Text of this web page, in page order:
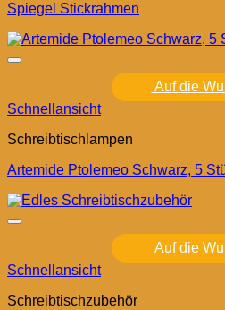
Spiegel Stickrahmen
Auf die
Schnellansicht
Schreibtischlampen
Artemide Ptolemeo Schwarz, 5
Auf die
Schnellansicht
Schreibtischzubehör